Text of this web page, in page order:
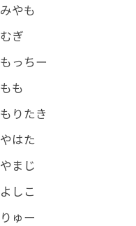
みやも
むぎ
もっちー
もも
もりたき
やはた
やまじ
よしこ
りゅー